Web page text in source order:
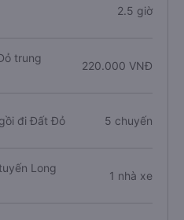
2.5 giờ
trung
220.000 VNĐ
đi Đất Đỏ 5 chuyến
Long
1 nhà xe